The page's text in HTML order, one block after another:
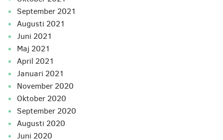
september 2021
augusti 2021
juni 2021
maj 2021
april 2021
januari 2021
november 2020
oktober 2020
september 2020
augusti 2020
juni 2020